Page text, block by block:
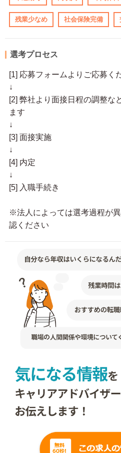
残業少なめ 社会保険完備
選考プロセス
[1] 応募フォームよりご応募く
↓
[2] 弊社より面接日程の調整な
ます
↓
[3] 面接実施
↓
[4] 内定
↓
[5] 入職手続き
※法人によっては選考過程が
認ください